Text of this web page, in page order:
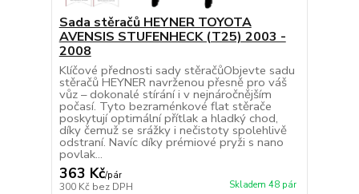
Sada stěračů HEYNER TOYOTA
AVENSIS STUFENHECK (T25) 2003 -
2008
Klíčové přednosti sady stěračůObjevte sadu
stěračů HEYNER navrženou přesně pro váš
vůz – dokonalé stírání i v nejnáročnějším
počasí. Tyto bezraménkové flat stěrače
poskytují optimální přítlak a hladký chod,
díky čemuž se srážky i nečistoty spolehlivě
odstraní. Navíc díky prémiové pryži s nano
povlak...
363 Kč/pár
300 Kč bez DPH Skladem 48 pár